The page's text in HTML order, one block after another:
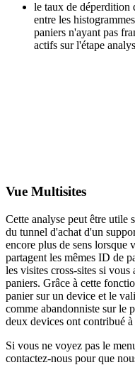
le taux de déperdition
entre les
paniers n'ayant pas
actifs sur l'étape
Vue Multisites
Cette analyse peut être utile
du tunnel d'achat d'un
encore plus de sens lorsque
partagent les mêmes ID de
les visites cross-sites si
paniers. Grâce à cette
panier sur un device et le
comme abandonniste sur le
deux devices ont contribué
Si vous ne voyez pas le
contactez-nous pour que